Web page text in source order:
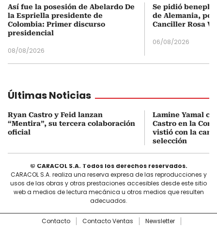
Así fue la posesión de Abelardo De
la Espriella presidente de
Colombia: Primer discurso
presidencial
08/08/2026
Se pidió
de Alemania,
Canciller Rosa
06/08/2026
Últimas Noticias
Ryan Castro y Feid lanzan
“Mentira”, su tercera colaboración
oficial
Lamine Yamal
Castro en la
vistió con la
selección
© CARACOL S.A. Todos los derechos reservados.
CARACOL S.A. realiza una reserva expresa de las reproducciones y
usos de las obras y otras prestaciones accesibles desde este sitio
web a medios de lectura mecánica u otros medios que resulten
adecuados.
Contacto Contacto Ventas Newsletter